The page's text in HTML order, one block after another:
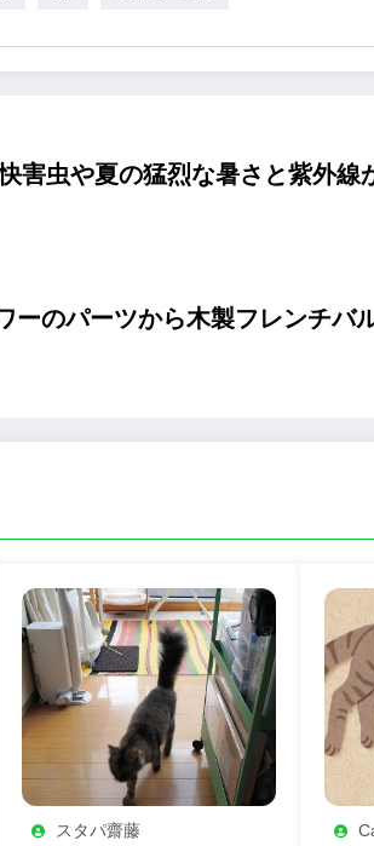
害虫や夏の猛烈な暑さと紫外線
ーのパーツから木製フレンチバ
スタパ齋藤